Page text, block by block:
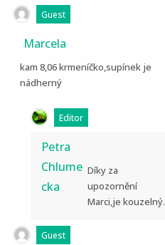
Guest
Marcela
kam 8,06 krmeníčko,supínek je
nádherný
Editor
Petra
Chlume
cka
Díky za
upozornění
Marci,je kouzelný.
Guest